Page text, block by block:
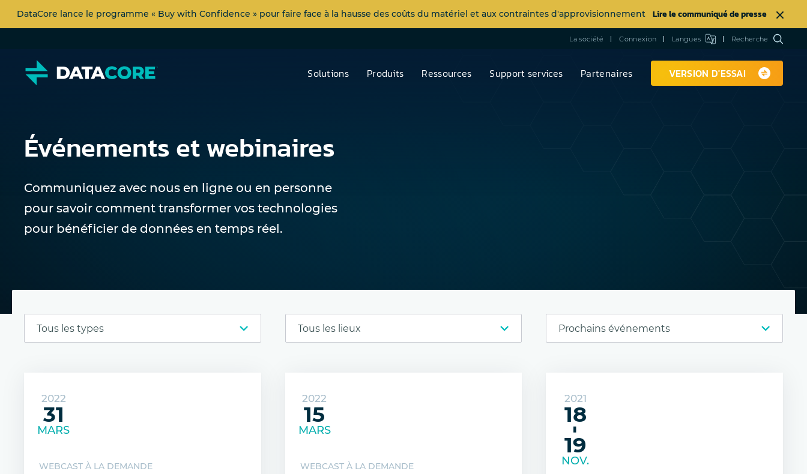
DataCore lance le programme « Buy with Confidence » pour faire face à la hausse des coûts du matériel et aux contraintes d'approvisionnement Lire le communiqué de presse
La société Connexion Langues Recherche
Solutions Produits Ressources Support services Partenaires VERSION D'ESSAI
Événements et webinaires
Communiquez avec nous en ligne ou en personne
pour savoir comment transformer vos technologies
pour bénéficier de données en temps réel.
2022
31
MARS
WEBCAST À LA DEMANDE
2022
15
MARS
WEBCAST À LA DEMANDE
2021
18
19
NOV.